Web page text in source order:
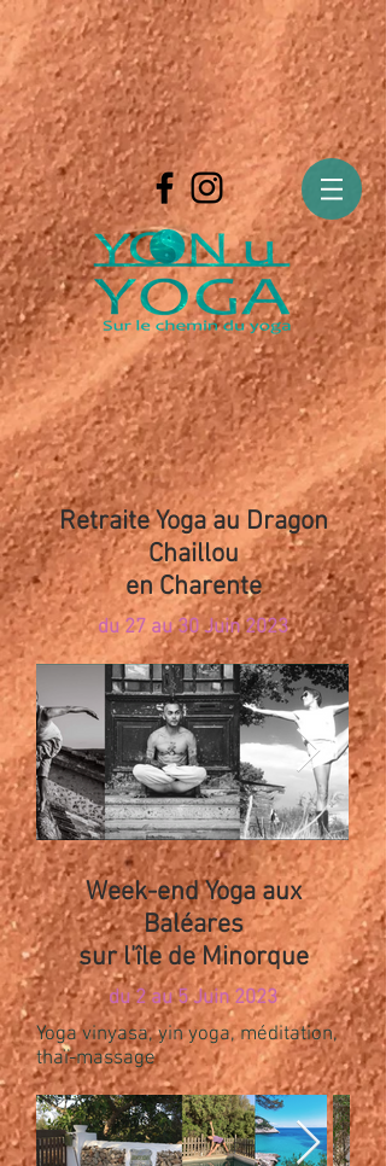
Retraite Yoga au Dragon
Chaillou
en Charente
du 27 au 30 Juin 2023
Week-end Yoga aux
Baléares
sur l'île de Minorque
du 2 au 5 Juin 2023
Yoga vinyasa, yin yoga, méditation,
thaï-massage